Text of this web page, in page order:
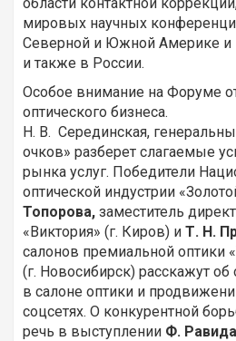
мировых научных
Северной и Южной Америке и
и также в России.
Особое внимание на Форуме
оптического бизнеса.
Н. В. Серединская,
очков» разберет слагаемые
рынка услуг. Победители
оптической индустрии
Топорова, заместитель
«Виктория» (г. Киров) и Т. Н.
салонов премиальной оптики
(г. Новосибирск) расскажут
в салоне оптики и
соцсетях. О конкурентной
речь в выступлении Ф.